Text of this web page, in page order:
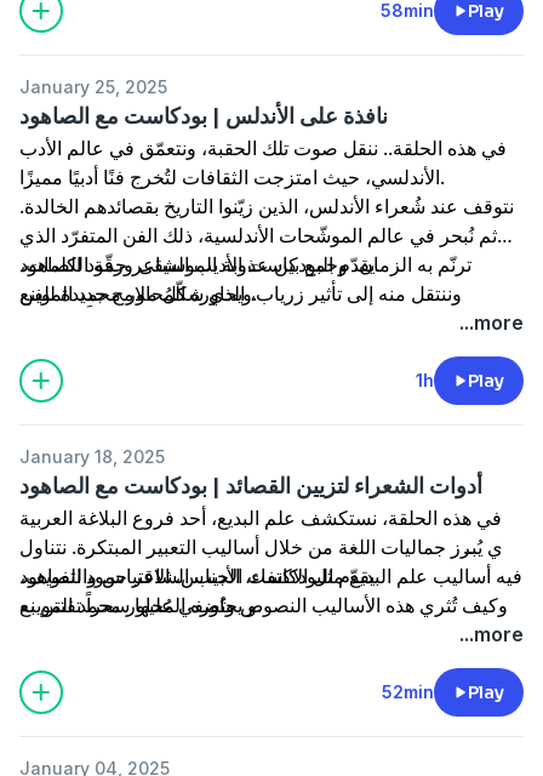
58min Play
January 25, 2025
نافذة على الأندلس | بودكاست مع الصاهود
في هذه الحلقة.. ننقل صوت تلك الحقبة، ونتعمّق في عالم الأدب
الأندلسي، حيث امتزجت الثقافات لتُخرج فنًا أدبيًا مميزًا.
نتوقف عند شُعراء الأندلس، الذين زيّنوا التاريخ بقصائدهم الخالدة.
ثم نُبحر في عالم الموشّحات الأندلسية، ذلك الفن المتفرّد الذي
ترنّم به الزمان، وجمع بين عذوبة الموسيقى ورقّة الكلمات،
وننتقل منه إلى تأثير زرياب، الذي شكّل ملامح جديدة للفن
والموسيقى في الأندلس، وسيرة ابن زيدون وقصته مع ولَّادة، التي
يقدّم البودكاست الأديب الشاعر حمود الصاهود.
ويحاوره المُحاور محمد الموينع.
...more
1h Play
January 18, 2025
أدوات الشعراء لتزيين القصائد | بودكاست مع الصاهود
في هذه الحلقة، نستكشف علم البديع، أحد فروع البلاغة العربية
الذي يُبرز جماليات اللغة من خلال أساليب التعبير المبتكرة. نتناول
فيه أساليب علم البديع مثل الاكتفاء، الجناس، الاقتباس والتفويف،
وكيف تُثري هذه الأساليب النصوص وتُضفي عليها سحراً تفتتن به
المسامع. سنسلط الضوء على أهمية علم البديع في تعزيز التعبير
عن المشاعر والأفكار، ونتأمل من خلال الأمثلة الشعرية كيف
يمكن للكلمات أن تتحول إلى فن يلامس القلوب ويُشعل الخيال.
يقدّم البودكاست الأديب الشاعر حمود الصاهود
و يحاوره المُحاور محمد الموينع.
...more
52min Play
January 04, 2025